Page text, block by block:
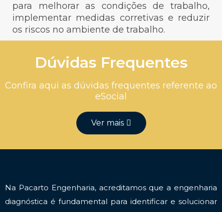
para melhorar as condições de trabalho,
implementar medidas corretivas e reduzir
os riscos no ambiente de trabalho.
Dúvidas Frequentes
Confira aqui as dúvidas frequentes referente ao
eSocial
Ver mais
Na Pacarto Engenharia, acreditamos que a engenharia
diagnóstica é fundamental para identificar e solucionar